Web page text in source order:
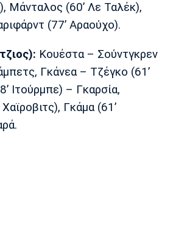
Μάνταλος (60’ Λε Ταλέκ),
(77’ Αραούχο).
): Κουέστα – Σούντγκρεν
Γκάνεα – Τζέγκο (61’
Ιτούρμπε) – Γκαρσία,
Γκάμα (61’